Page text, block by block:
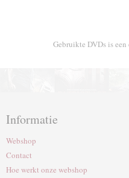
Gebruikte DVDs is
Informatie
Webshop
Contact
Hoe werkt onze webshop